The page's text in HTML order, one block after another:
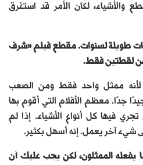
والأشياء، لكان الأمر قد استغرق
طويلة لسنوات. مقطع فيلم «شرف
عن لقطتين فقط.
لأنه ممثل واحد فقط ومن الصعب
جدًا. معظم الأفلام التي أقوم بها
فيها كل أنواع الأشياء. إذا لم
شيء آخر يعمل. إنه أسهل بكثير.
الممثلون، لكن يجب عليك أن